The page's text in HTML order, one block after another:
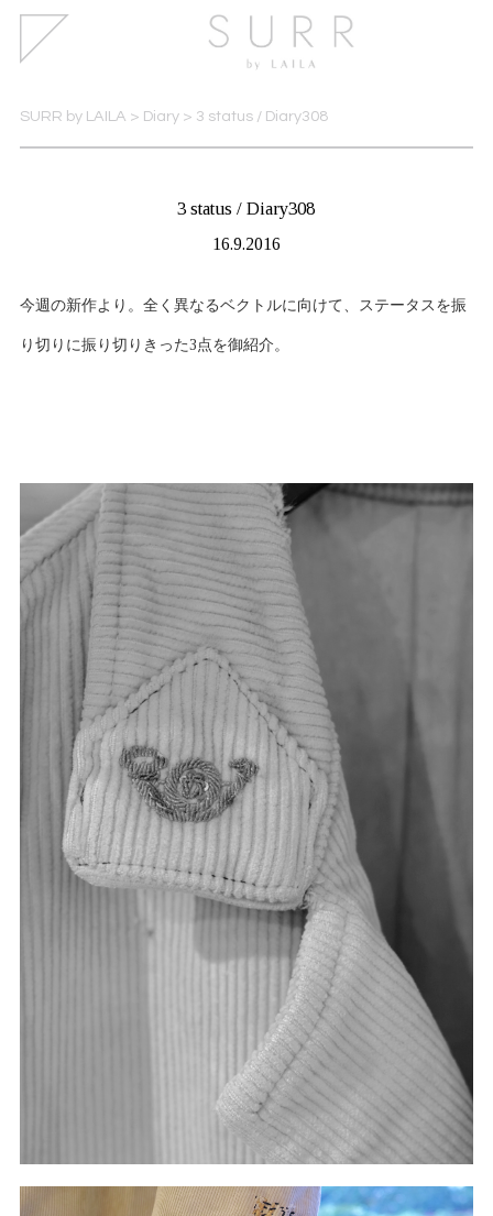
SURR by LAILA > Diary> 3 status / Diary308
3 status / Diary308
16.9.2016
今週の新作より。全く異なるベクトルに向けて、ステータスを振
り切りに振り切りきった3点を御紹介。